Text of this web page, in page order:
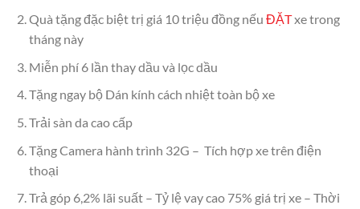
Quà tặng đặc biệt trị giá 10 triệu đồng nếu ĐẶTxe trong
tháng này
Miễn phí 6 lần thay dầu và lọc dầu
Tặng ngay bộ Dán kính cách nhiệt toàn bộ xe
Trải sàn da cao cấp
Tặng Camera hành trình 32G – Tích hợp xe trên điện
thoại
Trả góp 6,2% lãi suất – Tỷ lệ vay cao 75% giá trị xe – Thời